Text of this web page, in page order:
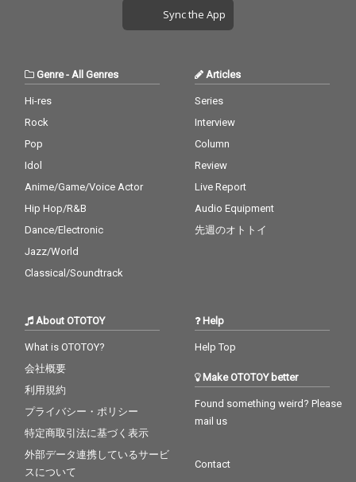
Sync the App
Genre- All Genres
Hi-res
Rock
Pop
Idol
Anime/Game/Voice Actor
Hip Hop/R&B
Dance/Electronic
Jazz/World
Classical/Soundtrack
Articles
Series
Interview
Column
Review
Live Report
Audio Equipment
先週のオトトイ
About OTOTOY
What is OTOTOY?
会社概要
利用規約
プライバシー・ポリシー
特定商取引法に基づく表示
外部データ連携しているサービ
スについて
Help
Help Top
Make OTOTOY better
Found something weird? Please
mail us
Contact